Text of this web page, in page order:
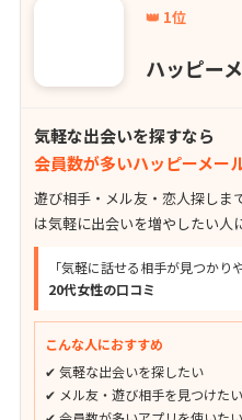
👑 1位
ハッピー
気軽な出会いを探すなら
会員数が多いハッピーメー
遊び相手・メル友・恋人探しま
は気軽に出会いを増やしたい人
「気軽に話せる相手が見つかり
20代女性の口コミ
こんな人におすすめ
✔ 気軽な出会いを探したい
✔ メル友・遊び相手を見つけたい